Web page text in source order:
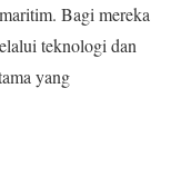
Bagi mereka
teknologi dan
yang